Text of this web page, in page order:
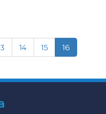
14 15 16(current)